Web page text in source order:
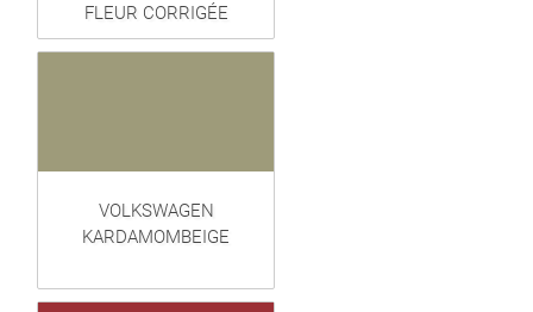
FLEUR CORRIGÉE
VOLKSWAGEN
KARDAMOMBEIGE